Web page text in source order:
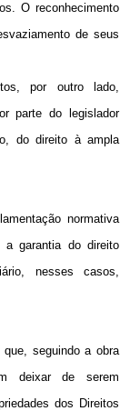
O reconhecimento
de seus
por outro lado,
parte do legislador
do direito à ampla
normativa
garantia do direito
nesses casos,
seguindo a obra
deixar de serem
dos Direitos